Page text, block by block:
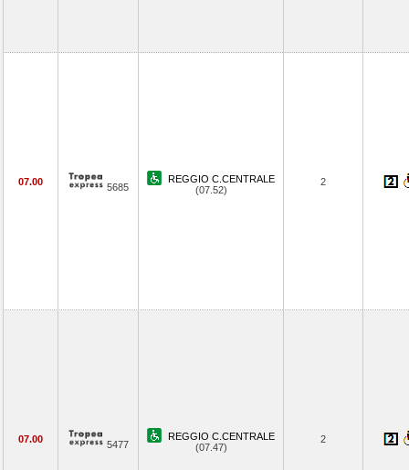
07.00 5685
REGGIO C.CENTRALE
(07.52)
2
07.00 5477
REGGIO C.CENTRALE
(07.47)
2